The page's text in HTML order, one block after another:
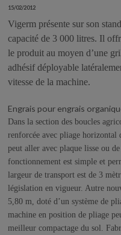
15/02/2012
Vigerm présente sur son
capacité de 3 000 litres. Il
le produit au moyen d’une
adhésif déployable
vitesse de la machine.
Engrais pour engrais
Dans la section des boucles
renforcée avec pliage
peut aller avec plaque lisse ou
fonctionnement est simple et
largeur de transport est de 3
législation en vigueur. Autre
5,80 m, doté d’un système de
machine en position de pliage
meilleur compactage du sol.